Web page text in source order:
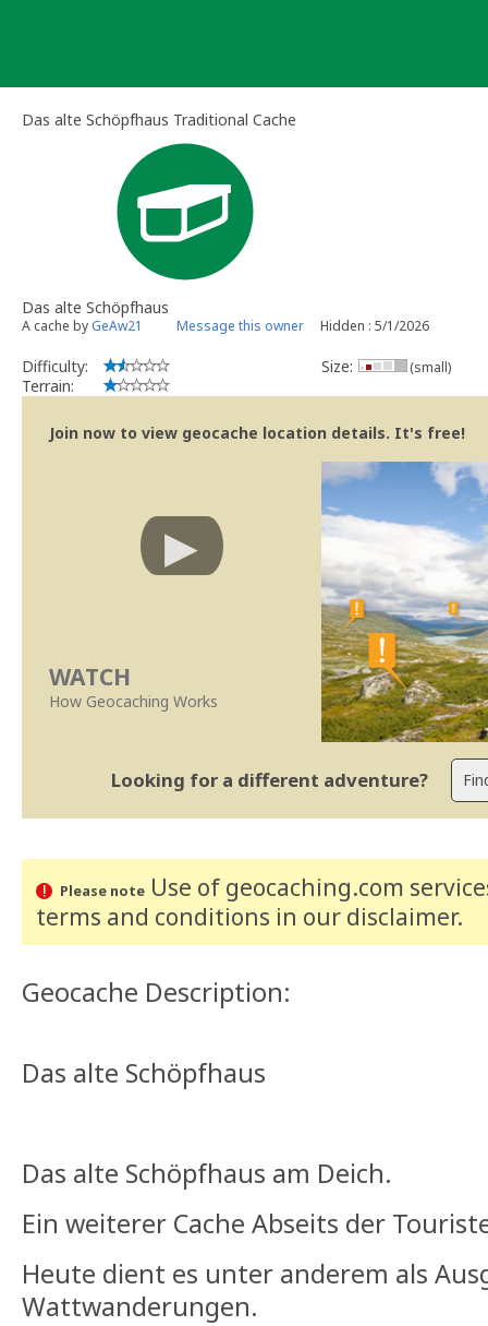
Das alte Schöpfhaus Traditional Cache
Das alte Schöpfhaus
A cache by GeAw21 Message this owner Hidden : 5/1/2026
Difficulty:
Terrain:
Size: (small)
Join now to view geocache location details. It's free!
WATCH
How Geocaching Works
Looking for a different adventure?
Please noteUse of geocaching.com
terms and conditions in our disclaimer.
Geocache Description:
Das alte Schöpfhaus
Das alte Schöpfhaus am Deich.
Ein weiterer Cache Abseits der
Heute dient es unter anderem als
Wattwanderungen.